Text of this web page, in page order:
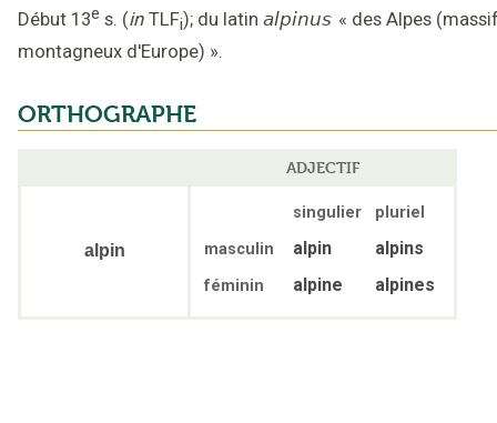
Début 13e s. (in TLFi); du latin alpinus « des Alpes
montagneux d'Europe) ».
ORTHOGRAPHE
ADJECTIF
alpin
singulier
pluriel
masculin
alpin alpins
féminin alpine alpines